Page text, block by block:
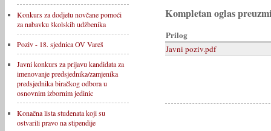
Konkurs za dodjelu novčane pomoći
za nabavku školskih udžbenika
Poziv - 18. sjednica OV Vareš
Javni konkurs za prijavu kandidata za
imenovanje predsjednika/zamjenika
predsjednika biračkog odbora u
osnovnim izbornim jedinic
Konačna lista studenata koji su
ostvarili pravo na stipendije
Kompletan oglas
Prilog
Javni poziv.pdf